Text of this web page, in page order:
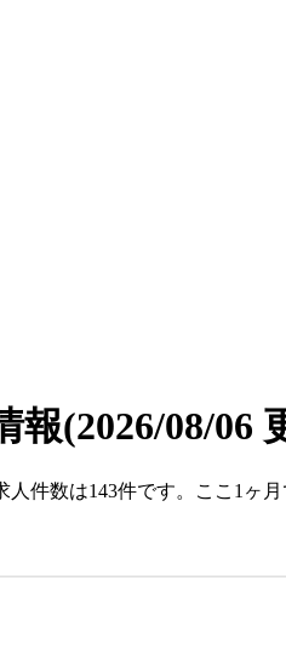
報(2026/08/06
件数は143件です。ここ1ヶ